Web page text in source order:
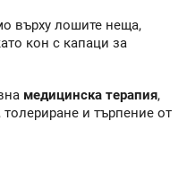
върху лошите неща,
кон с капаци за
медицинска терапия,
и търпение от